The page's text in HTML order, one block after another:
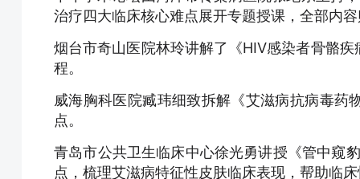
治疗四大临床核心难点展开专题授课，全部内
烟台市奇山医院林玲讲解了《HIV感染者骨骼
程。
威海胸科医院臧玮细致拆解《艾滋病抗病毒药
点。
青岛市公共卫生临床中心徐光勇讲授《管中窥
点，梳理艾滋病特征性皮肤临床表现，帮助临